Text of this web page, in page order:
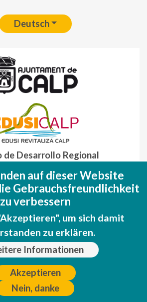
Deutsch
de Desarrollo Regional
de hacer EUROPA
auf dieser Website
Gebrauchsfreundlichkeit
zu verbessern
um sich damit
zu erklären.
Informationen
Akzeptieren
Nein, danke